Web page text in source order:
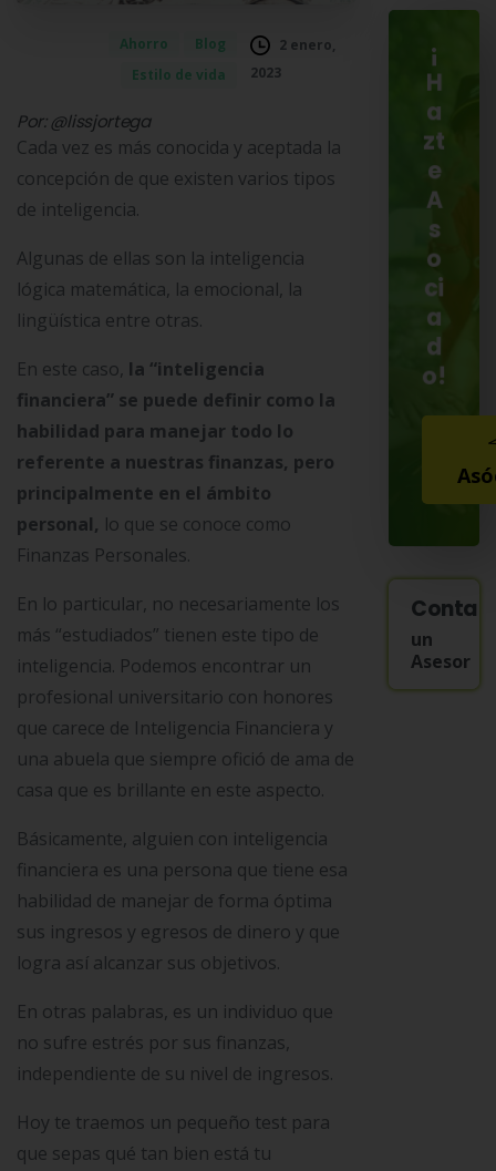
Ahorro
Blog
Estilo de vida
2 enero,
2023
Por: @lissjortega
Cada vez es más conocida y aceptada la
concepción de que existen varios tipos
de inteligencia.
Algunas de ellas son la inteligencia
lógica matemática, la emocional, la
lingüística entre otras.
En este caso, la “inteligencia
financiera” se puede definir como la
habilidad para manejar todo lo
referente a nuestras finanzas, pero
principalmente en el ámbito
personal, lo que se conoce como
Finanzas Personales.
En lo particular, no necesariamente los
más “estudiados” tienen este tipo de
inteligencia. Podemos encontrar un
profesional universitario con honores
que carece de Inteligencia Financiera y
una abuela que siempre ofició de ama de
casa que es brillante en este aspecto.
Básicamente, alguien con inteligencia
financiera es una persona que tiene esa
habilidad de manejar de forma óptima
sus ingresos y egresos de dinero y que
logra así alcanzar sus objetivos.
En otras palabras, es un individuo que
no sufre estrés por sus finanzas,
independiente de su nivel de ingresos.
Hoy te traemos un pequeño test para
que sepas qué tan bien está tu
¡
H
a
zt
e
A
s
o
ci
a
d
o!
un
Asesor